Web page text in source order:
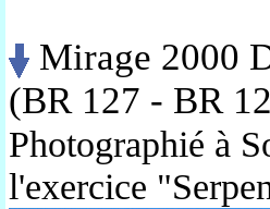
Mirage 2000
(BR 127 - BR
Photographié à
l'exercice